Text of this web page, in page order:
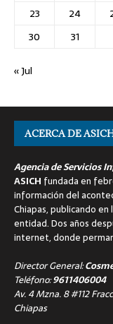
23
24
30
31
« Jul
ACERCA DE
Agencia de Servicios
ASICH fundada en
información del
Chiapas, publicando
entidad. Dos años
internet, donde
Director General:
Teléfono:9611406004
Av. 4 Mzna. 8 #112
Chiapas